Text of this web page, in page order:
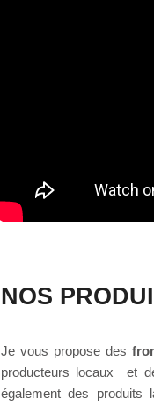
NOS
Je vous propose des
producteurs locaux et
également des produits